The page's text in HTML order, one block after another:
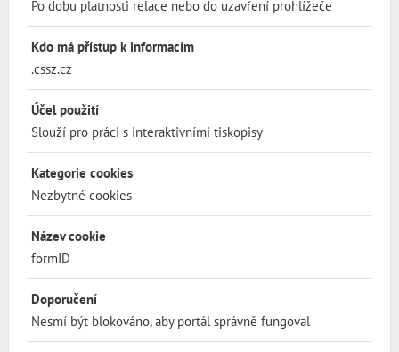
Po dobu platnosti relace nebo do uzavření prohlížeče
Kdo má přístup k informacím
.cssz.cz
Účel použití
Slouží pro práci s interaktivními tiskopisy
Kategorie cookies
Nezbytné cookies
Název cookie
formID
Doporučení
Nesmí být blokováno, aby portál správně fungoval